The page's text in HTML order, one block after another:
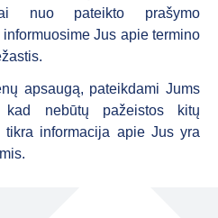
nuo pateikto prašymo
Jus apie termino
apsaugą, pateikdami Jums
kad nebūtų pažeistos kitų
informacija apie Jus yra